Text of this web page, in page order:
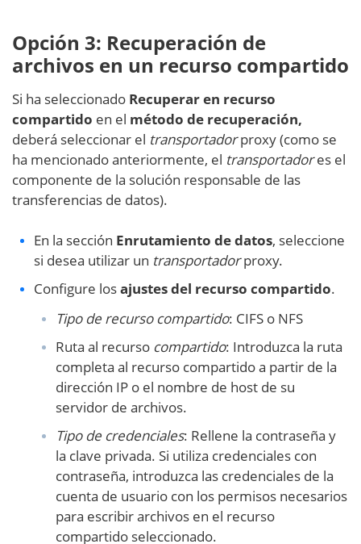
Opción 3: Recuperación de
archivos en un recurso compartido
Si ha seleccionado Recuperar en recurso
compartido en el método de recuperación,
deberá seleccionar el transportadorproxy (como se
ha mencionado anteriormente, el transportadores el
componente de la solución responsable de las
transferencias de datos).
En la sección Enrutamiento de datos, seleccione
si desea utilizar un transportadorproxy.
Configure losajustes del recurso compartido.
Tipo de recurso compartido: CIFS o NFS
Ruta al recurso compartido: Introduzca la ruta
completa al recurso compartido a partir de la
dirección IP o el nombre de host de su
servidor de archivos.
Tipo de credenciales: Rellene la contraseña y
la clave privada. Si utiliza credenciales con
contraseña, introduzca las credenciales de la
cuenta de usuario con los permisos necesarios
para escribir archivos en el recurso
compartido seleccionado.